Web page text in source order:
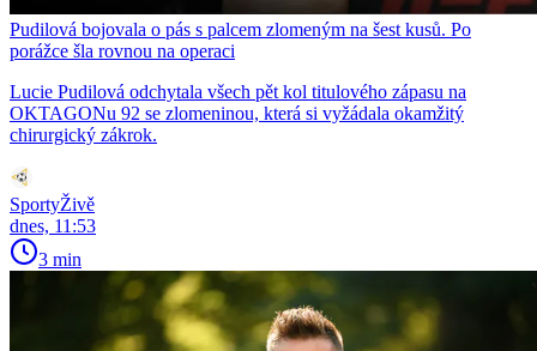
Pudilová bojovala o pás s palcem zlomeným na šest kusů. Po
porážce šla rovnou na operaci
Lucie Pudilová odchytala všech pět kol titulového zápasu na
OKTAGONu 92 se zlomeninou, která si vyžádala okamžitý
chirurgický zákrok.
SportyŽivě
dnes, 11:53
3 min